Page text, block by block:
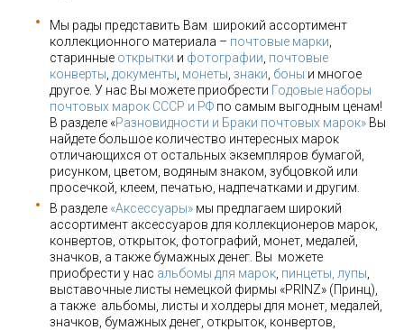
Мы рады представить Вам широкий ассортимент
коллекционного материала – почтовые марки
старинные открытки и фотографии почтовые
конверты документы монеты знаки боны и многое
другое. У нас Вы можете приобрести Годовые наборы
почтовых марок СССР и РФ по самым выгодным ценам!
В разделе «Разновидности и Браки почтовых марок» Вы
найдете большое количество интересных марок
отличающихся от остальных экземпляров бумагой,
рисунком, цветом, водяным знаком, зубцовкой или
просечкой, клеем, печатью, надпечатками и другим.
В разделе «Аксессуары» мы предлагаем широкий
ассортимент аксессуаров для коллекционеров марок,
конвертов, открыток, фотографий, монет, медалей,
значков, а также бумажных денег. Вы можете
приобрести у нас альбомы для марок пинцеты, лупы
выставочные листы немецкой фирмы «PRINZ» (Принц),
а также альбомы, листы и холдеры для монет, медалей,
значков, бумажных денег, открыток, конвертов,